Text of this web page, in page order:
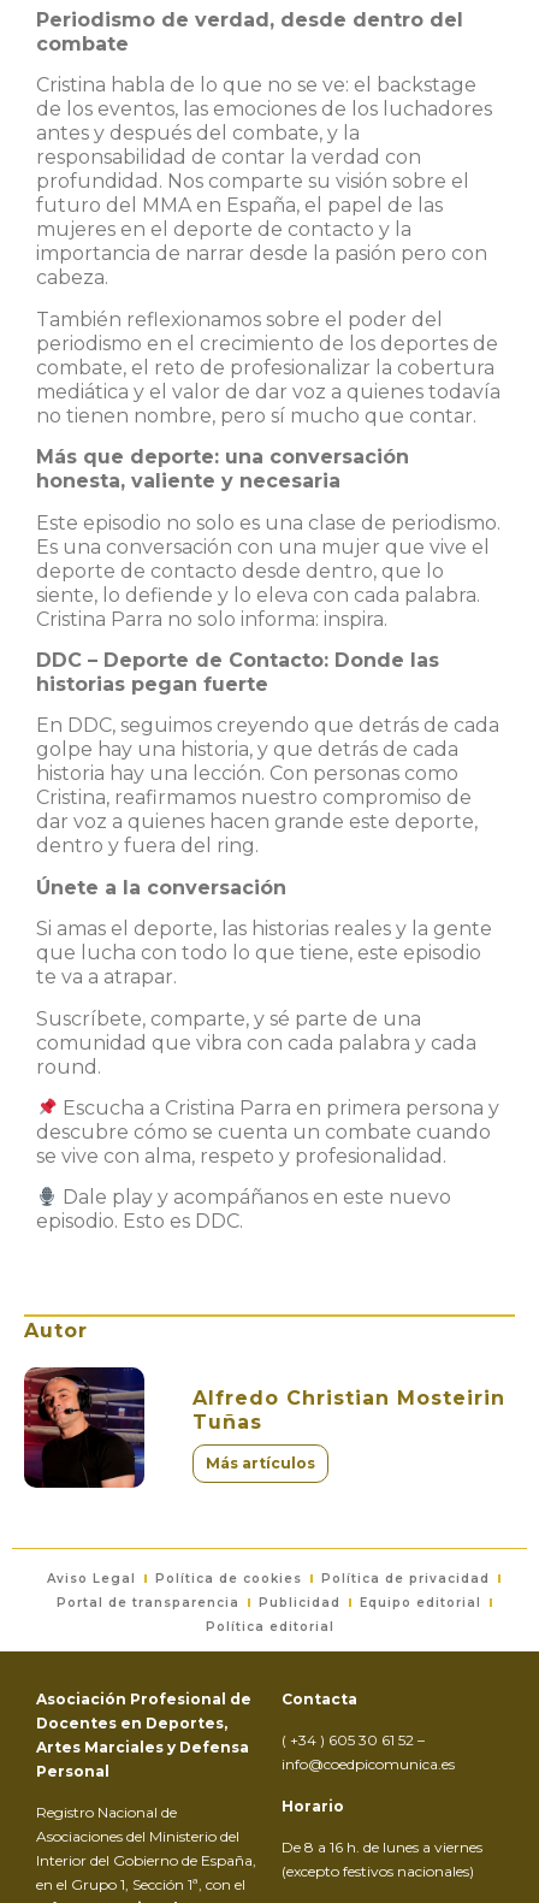
Periodismo de verdad, desde dentro del
combate
Cristina habla de lo que no se ve: el backstage
de los eventos, las emociones de los luchadores
antes y después del combate, y la
responsabilidad de contar la verdad con
profundidad. Nos comparte su visión sobre el
futuro del MMA en España, el papel de las
mujeres en el deporte de contacto y la
importancia de narrar desde la pasión pero con
cabeza.
También reflexionamos sobre el poder del
periodismo en el crecimiento de los deportes de
combate, el reto de profesionalizar la cobertura
mediática y el valor de dar voz a quienes todavía
no tienen nombre, pero sí mucho que contar.
Más que deporte: una conversación
honesta, valiente y necesaria
Este episodio no solo es una clase de periodismo.
Es una conversación con una mujer que vive el
deporte de contacto desde dentro, que lo
siente, lo defiende y lo eleva con cada palabra.
Cristina Parra no solo informa: inspira.
DDC – Deporte de Contacto: Donde las
historias pegan fuerte
En DDC, seguimos creyendo que detrás de cada
golpe hay una historia, y que detrás de cada
historia hay una lección. Con personas como
Cristina, reafirmamos nuestro compromiso de
dar voz a quienes hacen grande este deporte,
dentro y fuera del ring.
Únete a la conversación
Si amas el deporte, las historias reales y la gente
que lucha con todo lo que tiene, este episodio
te va a atrapar.
Suscríbete, comparte, y sé parte de una
comunidad que vibra con cada palabra y cada
round.
Escucha a Cristina Parra en primera persona y
descubre cómo se cuenta un combate cuando
se vive con alma, respeto y profesionalidad.
Dale play y acompáñanos en este nuevo
episodio. Esto es DDC.
Autor
Alfredo Christian Mosteirin
Tuñas
Más artículos
Aviso Legal Política de cookies
Política de privacidad
Portal de transparencia
Publicidad
Equipo editorial
Política editorial
Asociación Profesional de
Docentes en Deportes,
Artes Marciales y Defensa
Personal
Registro Nacional de
Asociaciones del Ministerio del
Interior del Gobierno de España,
en el Grupo 1, Sección 1ª, con el
Contacta
( +34 ) 605 30 61 52 –
info@coedpicomunica.es
Horario
De 8 a 16 h. de lunes a viernes
(excepto festivos nacionales)